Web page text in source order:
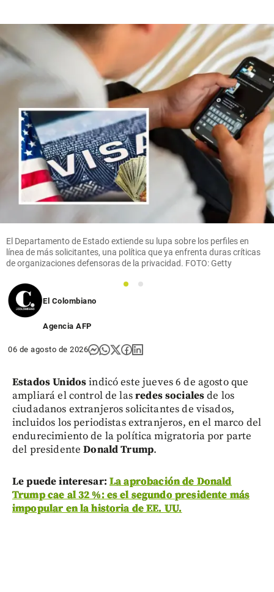
El Departamento de Estado extiende su lupa sobre los perfiles en
línea de más solicitantes, una política que ya enfrenta duras críticas
de organizaciones defensoras de la privacidad. FOTO: Getty
1
2
El Colombiano
Agencia AFP
06 de agosto de 2026
Estados Unidosindicó este jueves 6 de agosto que
ampliará el control de lasredes socialesde los
ciudadanos extranjeros solicitantes de visados,
incluidos los periodistas extranjeros, en el marco del
endurecimiento de la política migratoria por parte
del presidenteDonald Trump.
Le puede interesar: La aprobación de Donald
Trump cae al 32 %: es el segundo presidente más
impopular en la historia de EE. UU.